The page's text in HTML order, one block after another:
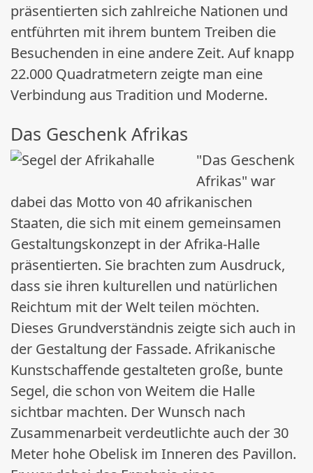
präsentierten sich zahlreiche Nationen und
entführten mit ihrem buntem Treiben die
Besuchenden in eine andere Zeit. Auf knapp
22.000 Quadratmetern zeigte man eine
Verbindung aus Tradition und Moderne.
Das Geschenk Afrikas
"Das Geschenk
Afrikas" war
dabei das Motto von 40 afrikanischen
Staaten, die sich mit einem gemeinsamen
Gestaltungskonzept in der Afrika-Halle
präsentierten. Sie brachten zum Ausdruck,
dass sie ihren kulturellen und natürlichen
Reichtum mit der Welt teilen möchten.
Dieses Grundverständnis zeigte sich auch in
der Gestaltung der Fassade. Afrikanische
Kunstschaffende gestalteten große, bunte
Segel, die schon von Weitem die Halle
sichtbar machten. Der Wunsch nach
Zusammenarbeit verdeutlichte auch der 30
Meter hohe Obelisk im Inneren des Pavillon.